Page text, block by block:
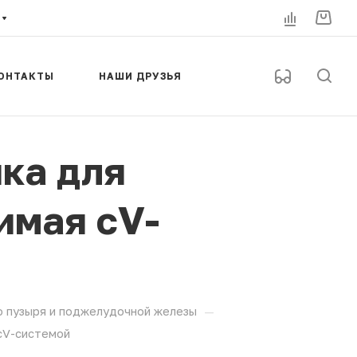
НАШИ ДРУЗЬЯ
для
сV-
пузыря и поджелудочной железы —
системой